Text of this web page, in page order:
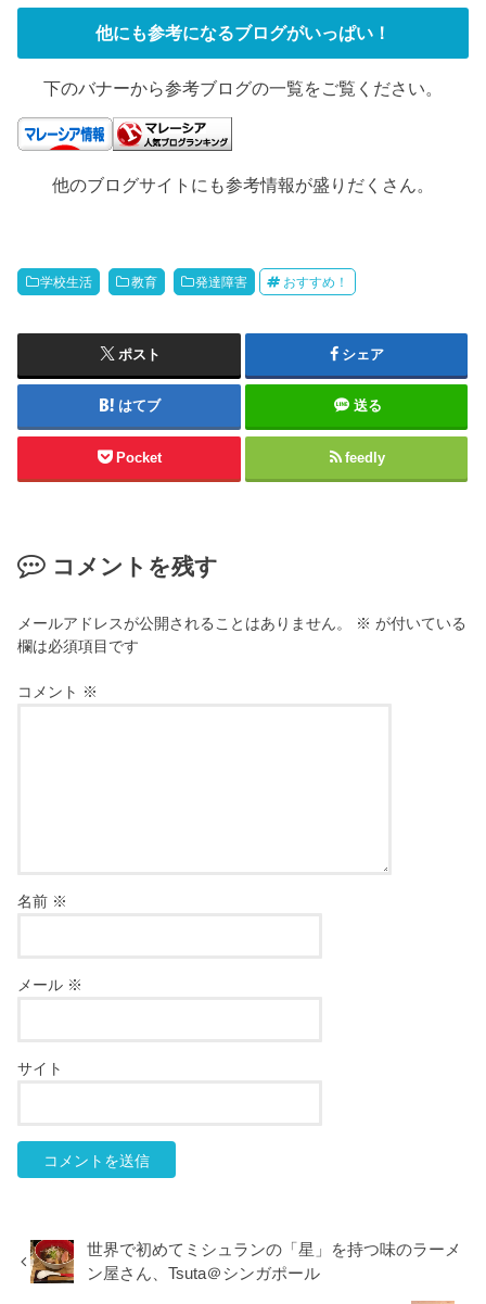
他にも参考になるブログがいっぱい！
下のバナーから参考ブログの一覧をご覧ください。
他のブログサイトにも参考情報が盛りだくさん。
学校生活 教育 発達障害 おすすめ！
ポスト シェア
はてブ 送る
Pocket feedly
コメントを残す
メールアドレスが公開されることはありません。 ※ が付いている
欄は必須項目です
コメント ※
名前 ※
メール ※
サイト
世界で初めてミシュランの「星」を持つ味のラーメ
ン屋さん、Tsuta＠シンガポール